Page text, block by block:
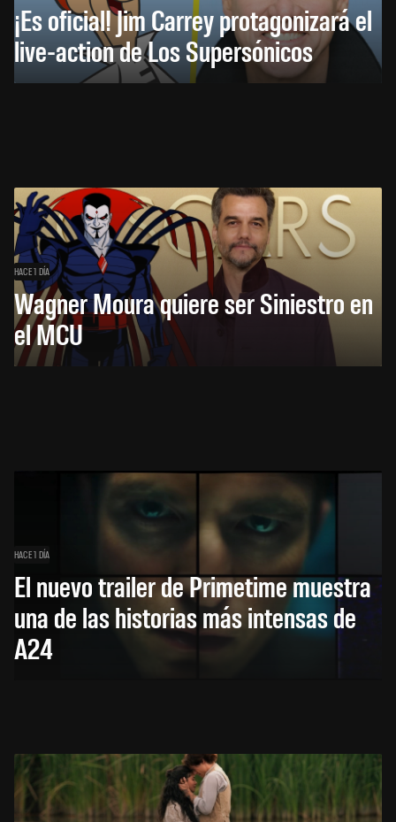
¡Es oficial! Jim Carrey protagonizará el
live-action de Los Supersónicos
HACE 1 DÍA
Wagner Moura quiere ser Siniestro en
el MCU
HACE 1 DÍA
El nuevo trailer de Primetime muestra
una de las historias más intensas de
A24